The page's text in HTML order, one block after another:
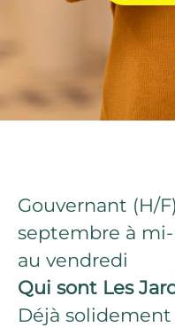
Gouvernant (H/
septembre à
au vendredi
Qui sont Les
Déjà